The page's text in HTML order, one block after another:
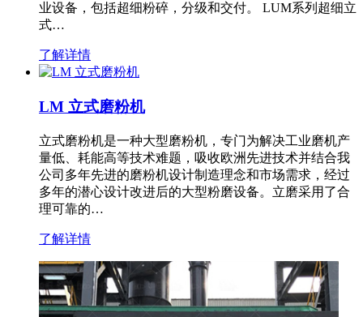
业设备，包括超细粉碎，分级和交付。 LUM系列超细立
式…
了解详情
LM 立式磨粉机
立式磨粉机是一种大型磨粉机，专门为解决工业磨机产
量低、耗能高等技术难题，吸收欧洲先进技术并结合我
公司多年先进的磨粉机设计制造理念和市场需求，经过
多年的潜心设计改进后的大型粉磨设备。立磨采用了合
理可靠的…
了解详情